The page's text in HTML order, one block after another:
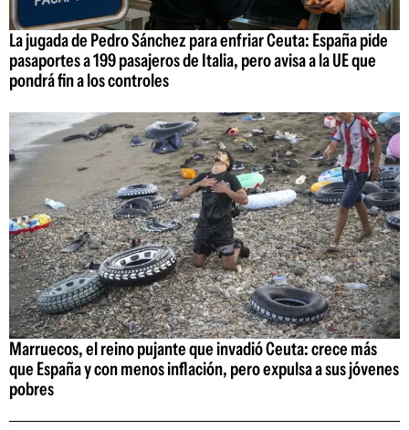
La jugada de Pedro Sánchez para enfriar Ceuta: España pide
pasaportes a 199 pasajeros de Italia, pero avisa a la UE que
pondrá fin a los controles
Marruecos, el reino pujante que invadió Ceuta: crece más
que España y con menos inflación, pero expulsa a sus jóvenes
pobres